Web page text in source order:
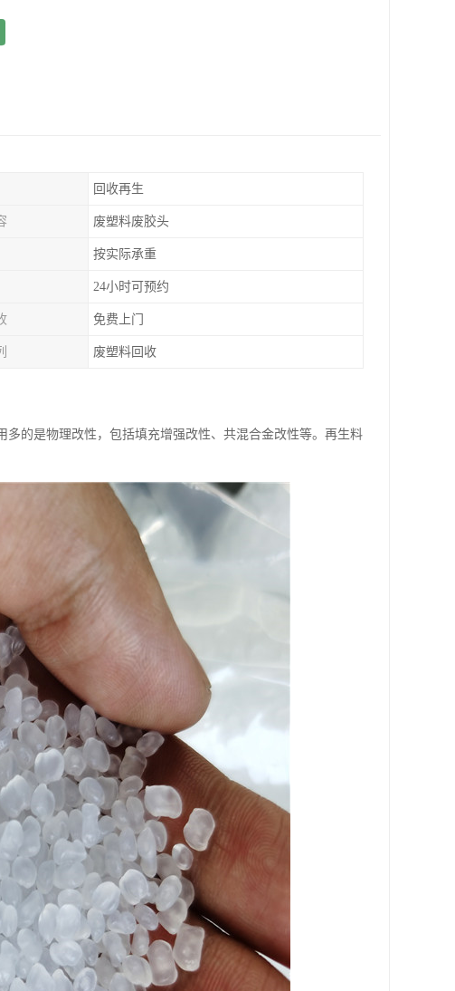
回收再生
废塑料废胶头
按实际承重
24小时可预约
免费上门
废塑料回收
的是物理改性，包括填充增强改性、共混合金改性等。再生料